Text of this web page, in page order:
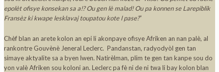
epolèt ofisye konsekan sa a!? Ou gen lè malad! Ou pa konnen se Larepiblik
Fransèz ki kwape lesklavaj toupatou kote l pase?“
Chèf blan an arete kolon an epi li akonpaye ofisye Afriken an nan palè, al
rankontre Gouvènè Jeneral Leclerc. Pandanstan, radyodyòl gen tan
simaye aktyalite sa a byen lwen. Natirèlman, plim te gen tan kanpe sou do
yon valè Afriken sou koloni an. Leclerc pa fè ni de ni twa li bay kolon blan